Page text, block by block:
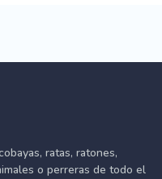
ratas, ratones,
o perreras de todo el